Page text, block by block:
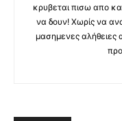
κρυβεται πισω απο
να δουν! Χωρίς να
μασημενες